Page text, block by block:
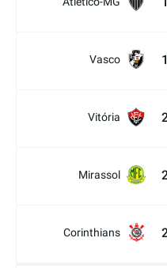
Vasco
Vitória
Mirassol
Corinthians